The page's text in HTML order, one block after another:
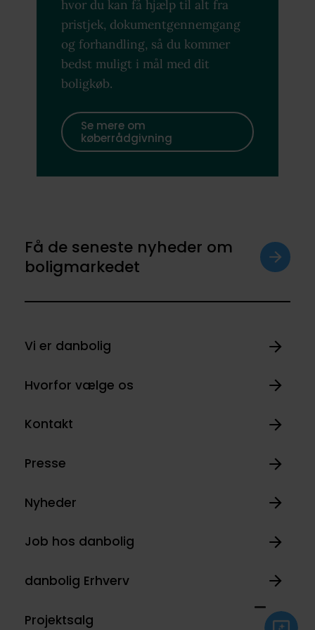
hvor du kan få hjælp til alt fra
pristjek, dokumentgennemgang
og forhandling, så du kommer
bedst muligt i mål med dit
boligkøb.
Se mere om
køberrådgivning
Få de seneste nyheder om
boligmarkedet
Vi er danbolig
Hvorfor vælge os
Kontakt
Presse
Nyheder
Job hos danbolig
danbolig Erhverv
Projektsalg